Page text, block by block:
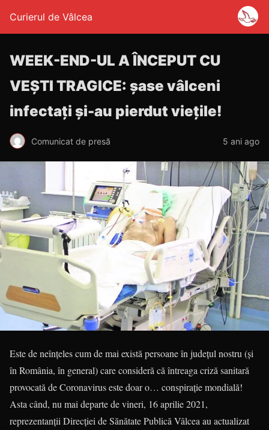
Curierul de Vâlcea
WEEK-END-UL A ÎNCEPUT CU
VEȘTI TRAGICE: șase vâlceni
infectați și-au pierdut viețile!
Comunicat de presă 5 ani ago
Este de neînțeles cum de mai există persoane în județul nostru (și
în România, în general) care consideră că întreaga criză sanitară
provocată de Coronavirus este doar o… conspirație mondială!
Asta când, nu mai departe de vineri, 16 aprilie 2021,
reprezentanții Direcției de Sănătate Publică Vâlcea au actualizat